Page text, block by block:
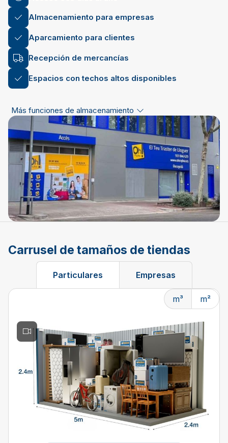
Almacenamiento para empresas
Aparcamiento para clientes
Recepción de mercancías
Espacios con techos altos disponibles
Más funciones de almacenamiento
Carrusel de tamaños de tiendas
Particulares Empresas
m³ m²
Changing the current slide of this carousel will